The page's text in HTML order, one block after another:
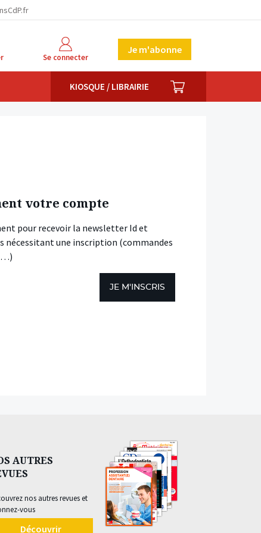
Se connecter
Je m'abonne
KIOSQUE / LIBRAIRIE PANIER
votre compte
pour recevoir la newsletter Id et
nécessitant une inscription (commandes
JE M'INSCRIS
AUTRES
nos autres revues et
vous
Découvrir